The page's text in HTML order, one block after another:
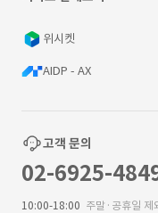
위시켓
AIDP - AX
고객 문의
02-6925-
10:00-18:00 주말·공휴일 제